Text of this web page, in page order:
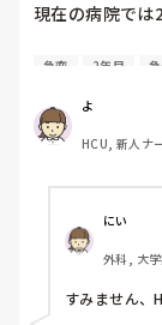
現在の病院では
私のいる部署
ことになります。
1年目の頃に
になったほぼ
今1人夜勤に向
かあれば相談
私もそろそろ
は年明け頃か
急変 2年目
よ
HCU, 新人ナ
にい
外科, 大
すみません、